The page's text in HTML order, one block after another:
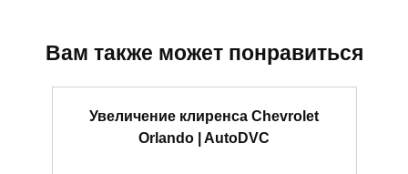
Вам также может понравиться
Увеличение клиренса Chevrolet
Orlando | AutoDVC